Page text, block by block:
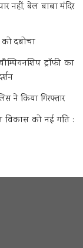
नहीं, बेल बाबा मंदिर
को दबोचा
ट्रॉफी का
ने किया गिरफ्तार
विकास को नई गति :